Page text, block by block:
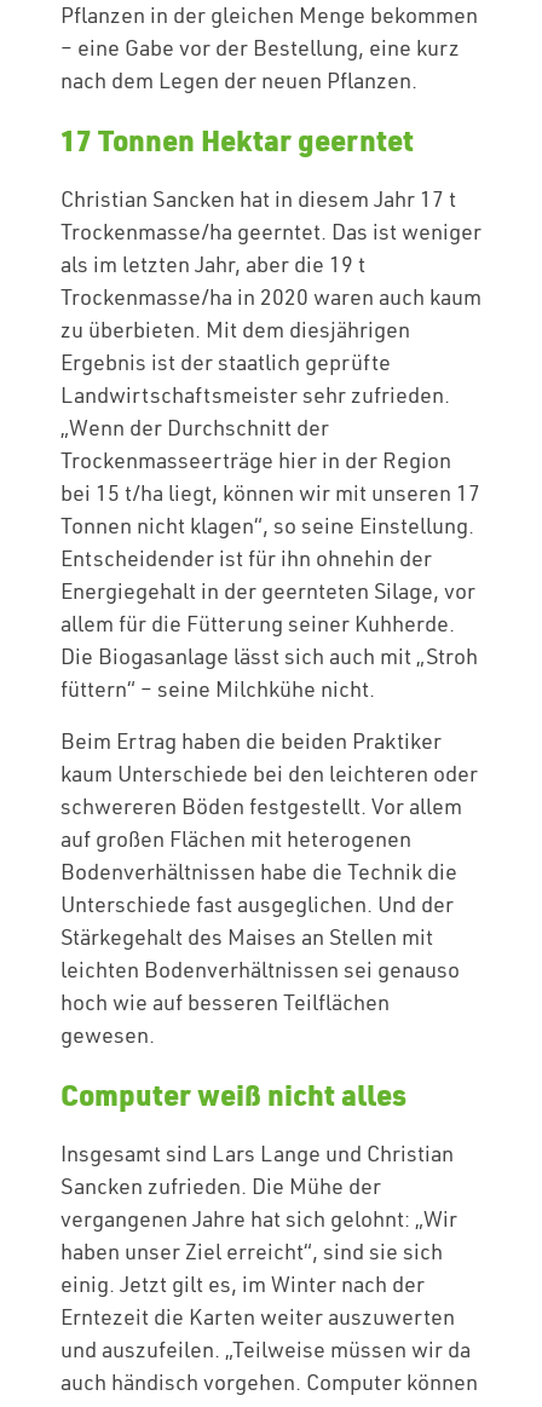
Pflanzen in der gleichen Menge bekommen
– eine Gabe vor der Bestellung, eine kurz
nach dem Legen der neuen Pflanzen.
17 Tonnen Hektar geerntet
Christian Sancken hat in diesem Jahr 17 t
Trockenmasse/ha geerntet. Das ist weniger
als im letzten Jahr, aber die 19 t
Trockenmasse/ha in 2020 waren auch kaum
zu überbieten. Mit dem diesjährigen
Ergebnis ist der staatlich geprüfte
Landwirtschaftsmeister sehr zufrieden.
„Wenn der Durchschnitt der
Trockenmasseerträge hier in der Region
bei 15 t/ha liegt, können wir mit unseren 17
Tonnen nicht klagen“, so seine Einstellung.
Entscheidender ist für ihn ohnehin der
Energiegehalt in der geernteten Silage, vor
allem für die Fütterung seiner Kuhherde.
Die Biogasanlage lässt sich auch mit „Stroh
füttern“ – seine Milchkühe nicht.
Beim Ertrag haben die beiden Praktiker
kaum Unterschiede bei den leichteren oder
schwereren Böden festgestellt. Vor allem
auf großen Flächen mit heterogenen
Bodenverhältnissen habe die Technik die
Unterschiede fast ausgeglichen. Und der
Stärkegehalt des Maises an Stellen mit
leichten Bodenverhältnissen sei genauso
hoch wie auf besseren Teilflächen
gewesen.
Computer weiß nicht alles
Insgesamt sind Lars Lange und Christian
Sancken zufrieden. Die Mühe der
vergangenen Jahre hat sich gelohnt: „Wir
haben unser Ziel erreicht“, sind sie sich
einig. Jetzt gilt es, im Winter nach der
Erntezeit die Karten weiter auszuwerten
und auszufeilen. „Teilweise müssen wir da
auch händisch vorgehen. Computer können